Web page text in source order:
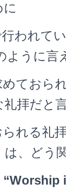
われて
ように言
ておら
拝だと
れる礼
、どう
“Worship